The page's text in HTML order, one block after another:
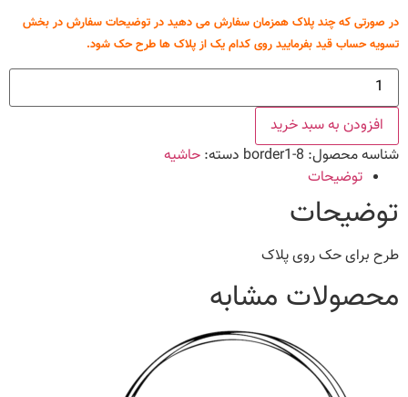
در صورتی که چند پلاک همزمان سفارش می دهید در توضیحات سفارش در بخش
تسویه حساب قید بفرمایید روی کدام یک از پلاک ها طرح حک شود.
طرح
حاشیه
8
عددافزودن به سبد خرید
شناسه محصول: border1-8 دسته: حاشیه
توضیحات
توضیحات
طرح برای حک روی پلاک
محصولات مشابه